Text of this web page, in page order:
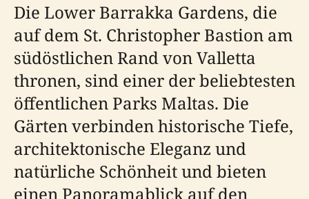
Die Lower Barrakka Gardens, die
auf dem St. Christopher Bastion am
südöstlichen Rand von Valletta
thronen, sind einer der beliebtesten
öffentlichen Parks Maltas. Die
Gärten verbinden historische Tiefe,
architektonische Eleganz und
natürliche Schönheit und bieten
einen Panoramablick auf den